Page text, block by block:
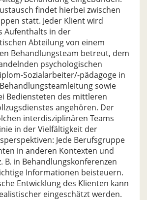
findet hierbei zwischen
statt. Jeder Klient wird
Aufenthalts in der
Abteilung von einem
Behandlungsteam betreut, dem
psychologischen
Sozialarbeiter/-pädagoge in
sowie
Bediensteten des mittleren
angehören. Der
interdisziplinären Teams
in der Vielfältigkeit der
Jede Berufsgruppe
in anderen Kontexten und
B. in Behandlungskonferenzen
Informationen beisteuern.
Entwicklung des Klienten kann
eingeschätzt werden.